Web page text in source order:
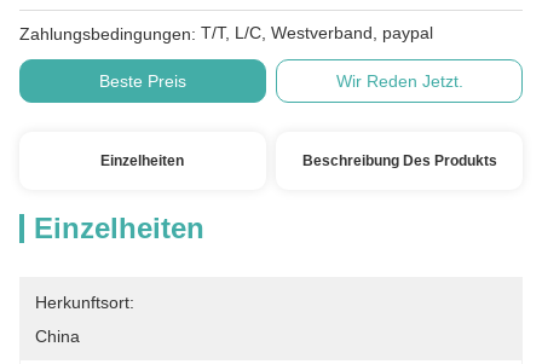
Zahlungsbedingungen: T/T, L/C, Westverband, paypal
Beste Preis Wir Reden Jetzt.
Einzelheiten Beschreibung Des Produkts
Einzelheiten
Herkunftsort:
China